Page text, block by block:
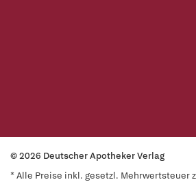
© 2026 Deutscher Apotheker Verlag
* Alle Preise inkl. gesetzl. Mehrwertsteuer